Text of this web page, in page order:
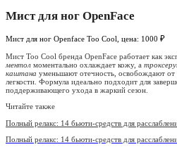
Мист для ног OpenFace
Мист для ног Openface Too Cool, цена: 1000 ₽
Мист Too Cool бренда OpenFace работает как
ментол моментально охлаждает кожу, а
каштана уменьшают отечность, освобождают
легкости. Формула идеально подходит для
поддерживающего ухода в жаркий сезон.
Читайте также
Полный релакс: 14 бьюти-средств для
Полный релакс: 14 бьюти-средств для